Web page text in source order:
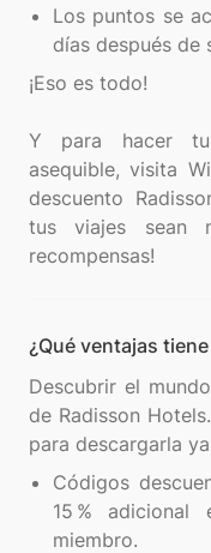
Los puntos se
días después de
¡Eso es todo!
Y para hacer
asequible, visita
descuento
tus viajes sean
¿Qué ventajas
Descubrir el
de Radisson
Códigos
15 %
miembro.